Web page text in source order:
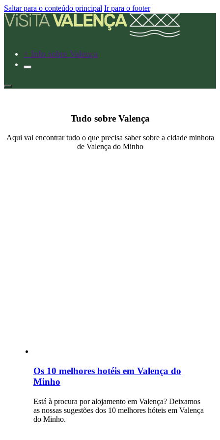
Saltar para o conteúdo principal Ir para o footer
+ Info sobre Valença
Tudo sobre Valença
Aqui vai encontrar tudo o que precisa saber sobre a cidade minhota
de Valença do Minho
Os 10 melhores hotéis em Valença do
Minho
Está à procura por alojamento em Valença? Deixamos
as nossas sugestões dos 10 melhores hóteis em Valença
do Minho.